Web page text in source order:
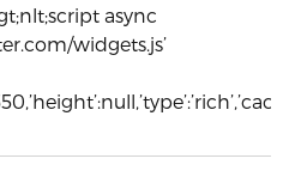
async
widgets.js’